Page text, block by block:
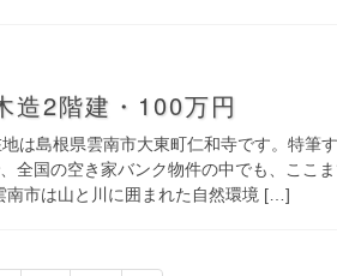
造2階建・100万円
は島根県雲南市大東町仁和寺です。特筆
全国の空き家バンク物件の中でも、ここ
南市は山と川に囲まれた自然環境 […]